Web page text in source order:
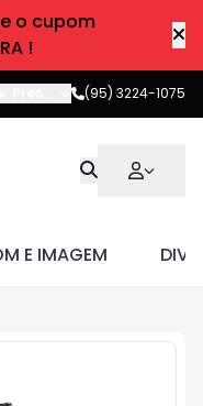
o cupom
!
Pres. Castelo Branco,Boa
(95) 3224-1075
E IMAGEM